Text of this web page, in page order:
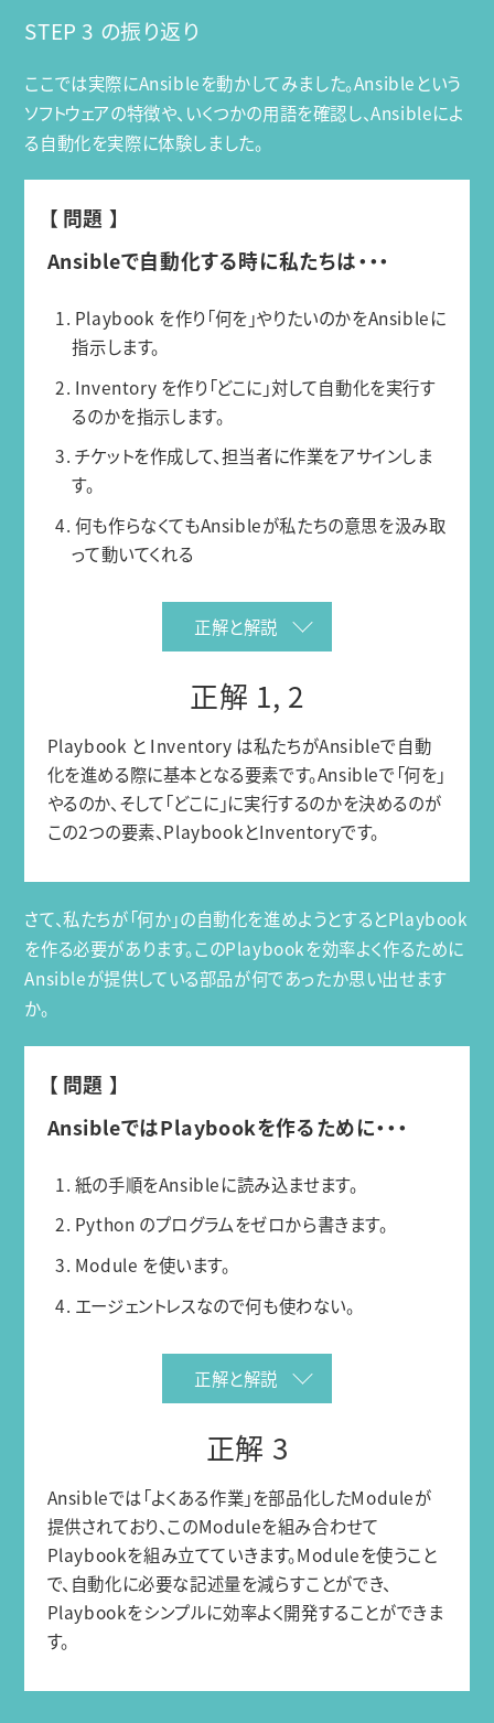
STEP 3 の振り返り
ここでは実際にAnsibleを動かしてみました。Ansibleという
ソフトウェアの特徴や、いくつかの用語を確認し、Ansibleによ
る自動化を実際に体験しました。
【 問題 】
Ansibleで自動化する時に私たちは・・・
1. Playbook を作り「何を」やりたいのかをAnsibleに
指示します。
2. Inventory を作り「どこに」対して自動化を実行す
るのかを指示します。
3. チケットを作成して、担当者に作業をアサインしま
す。
4. 何も作らなくてもAnsibleが私たちの意思を汲み取
って動いてくれる
正解と解説
正解 1, 2
Playbook と Inventory は私たちがAnsibleで自動
化を進める際に基本となる要素です。Ansibleで「何を」
やるのか、そして「どこに」に実行するのかを決めるのが
この2つの要素、PlaybookとInventoryです。
さて、私たちが「何か」の自動化を進めようとするとPlaybook
を作る必要があります。このPlaybookを効率よく作るために
Ansibleが提供している部品が何であったか思い出せます
か。
【 問題 】
AnsibleではPlaybookを作るために・・・
1. 紙の手順をAnsibleに読み込ませます。
2. Python のプログラムをゼロから書きます。
3. Module を使います。
4. エージェントレスなので何も使わない。
正解と解説
正解 3
Ansibleでは「よくある作業」を部品化したModuleが
提供されており、このModuleを組み合わせて
Playbookを組み立てていきます。Moduleを使うこと
で、自動化に必要な記述量を減らすことができ、
Playbookをシンプルに効率よく開発することができま
す。